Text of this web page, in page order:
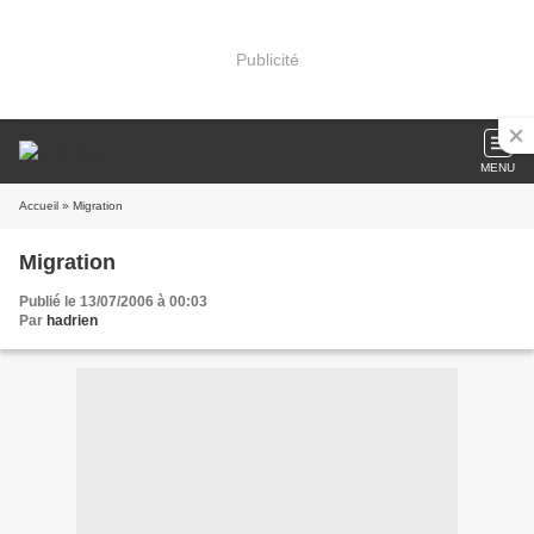
Publicité
MENU
Accueil » Migration
Migration
Publié le 13/07/2006 à 00:03
Par hadrien